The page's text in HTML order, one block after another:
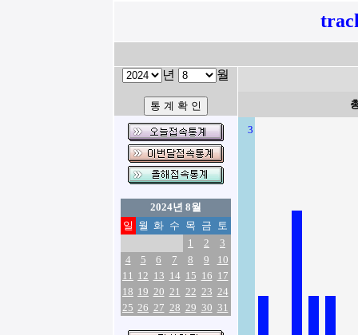
년 월
2024년 8월
일 월 화 수 목 금 토
1
2
3
4
5 6 7 8 9
10
11 12 13 14 15 16 17
18 19 20 21 22 23 24
25 26 27 28 29 30 31
3